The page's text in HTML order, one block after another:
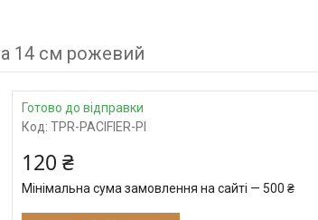
14 см рожевий
Готово до відправки
Код: TPR-PACIFIER-PI
120 ₴
Мінімальна сума замовлення на сайті — 500 ₴